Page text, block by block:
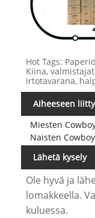
Hot Tags:
Kiina,
irtotavarana,
Aiheeseen
Miesten
Naisten
Lähetä kysely
Ole hyvä ja
lomakkeella.
kuluessa.